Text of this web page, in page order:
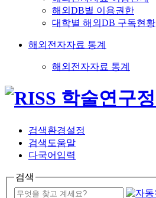
해외DB별 이용권한
대학별 해외DB 구독현황
해외전자자료 통계
해외전자자료 통계
검색환경설정
검색도움말
다국어입력
검색